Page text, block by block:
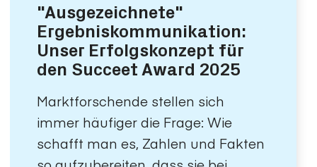
"Ausgezeichnete"
Ergebniskommunikation:
Unser Erfolgskonzept für
den Succeet Award 2025
Marktforschende stellen sich
immer häufiger die Frage: Wie
schafft man es, Zahlen und Fakten